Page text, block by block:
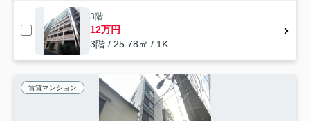
3階
12万円
3階 / 25.78㎡ / 1K
賃貸マンション